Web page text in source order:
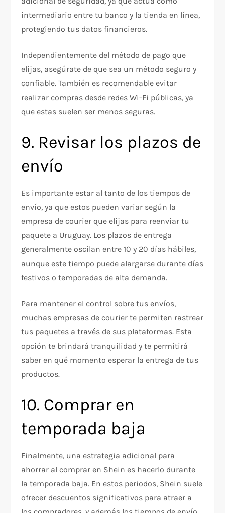
intermediario entre tu banco y la tienda en línea,
protegiendo tus datos financieros.
Independientemente del método de pago que
elijas, asegúrate de que sea un método seguro y
confiable. También es recomendable evitar
realizar compras desde redes Wi-Fi públicas, ya
que estas suelen ser menos seguras.
9. Revisar los plazos de
envío
Es importante estar al tanto de los tiempos de
envío, ya que estos pueden variar según la
empresa de courier que elijas para reenviar tu
paquete a Uruguay. Los plazos de entrega
generalmente oscilan entre 10 y 20 días hábiles,
aunque este tiempo puede alargarse durante días
festivos o temporadas de alta demanda.
Para mantener el control sobre tus envíos,
muchas empresas de courier te permiten rastrear
tus paquetes a través de sus plataformas. Esta
opción te brindará tranquilidad y te permitirá
saber en qué momento esperar la entrega de tus
productos.
10. Comprar en
temporada baja
Finalmente, una estrategia adicional para
ahorrar al comprar en Shein es hacerlo durante
la temporada baja. En estos periodos, Shein suele
ofrecer descuentos significativos para atraer a